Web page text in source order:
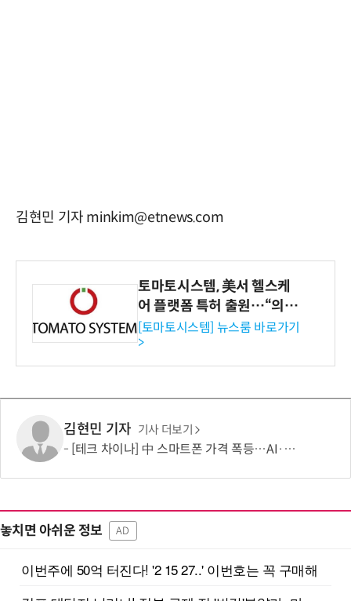
김현민 기자 minkim@etnews.com
토마토시스템, 美서 헬스케
어 플랫폼 특허 출원…“의료
기관·보험사 공략”
[토마토시스템] 뉴스룸 바로가기
>
김현민 기자 기사 더보기
[테크 차이나] 中 스마트폰 가격 폭등…AI·5G로 모바일 산업 패러다임 전환 모색
놓치면 아쉬운 정보 AD